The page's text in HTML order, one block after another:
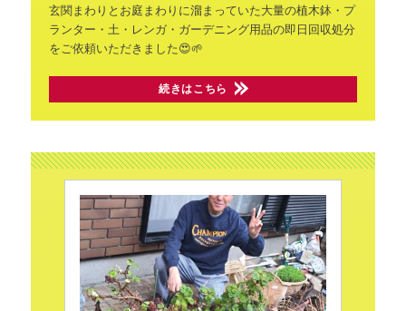
玄関まわりとお庭まわりに溜まっていた大量の植木鉢・プ
ランター・土・レンガ・ガーデニング用品の即日回収処分
をご依頼いただきました😍🌱
続きはこちら